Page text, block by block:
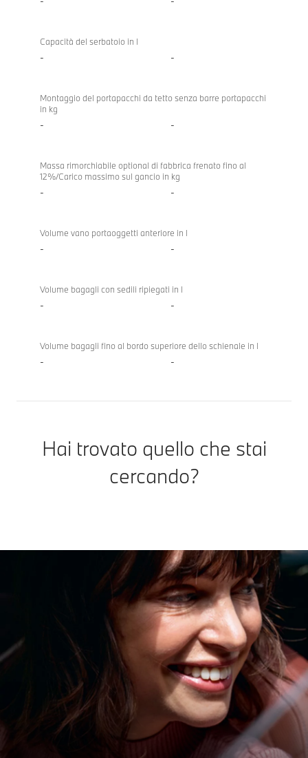
Capacità del serbatoio in l
- -
Montaggio del portapacchi da tetto senza barre portapacchi
in kg
- -
Massa rimorchiabile optional di fabbrica frenato fino al
12%/Carico massimo sul gancio in kg
- -
Volume vano portaoggetti anteriore in l
- -
Volume bagagli con sedili ripiegati in l
- -
Volume bagagli fino al bordo superiore dello schienale in l
- -
Hai trovato quello che stai
cercando?